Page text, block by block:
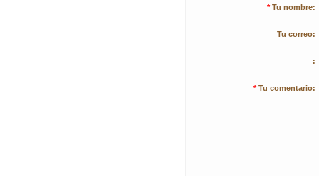
* Tu nombre:
Tu correo:
:
* Tu comentario: